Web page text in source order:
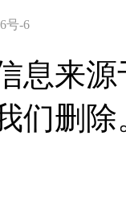
号-6
息来
们删除